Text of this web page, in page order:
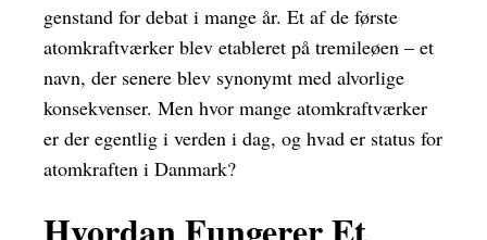
genstand for debat i mange år. Et af de første
atomkraftværker blev etableret på tremileøen – et
navn, der senere blev synonymt med alvorlige
konsekvenser. Men hvor mange atomkraftværker
er der egentlig i verden i dag, og hvad er status for
atomkraften i Danmark?